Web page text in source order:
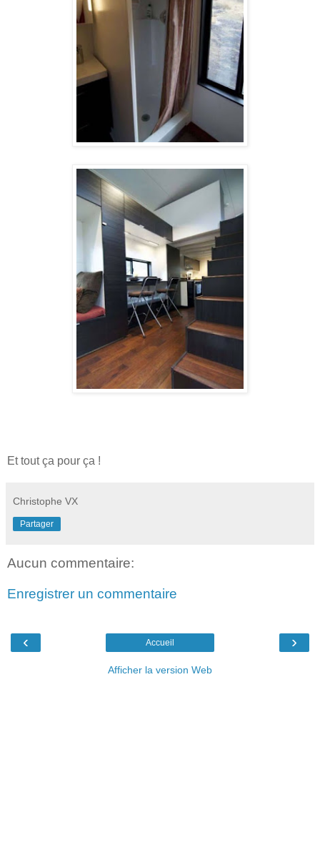
Et tout ça pour ça !
Christophe VX
Partager
Aucun commentaire:
Enregistrer un commentaire
‹ ›
Accueil
Afficher la version Web